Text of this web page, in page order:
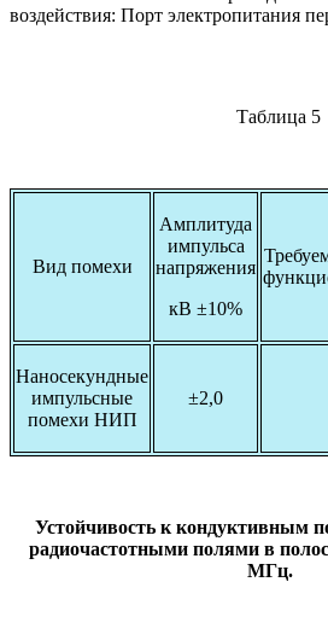
воздействия: Порт электропитания
Таблица 5
Вид помехи
Амплитуда
импульса
напряжения
кВ ±10%
Наносекундные
импульсные
помехи НИП
±2,0
Устойчивость к кондуктивным
радиочастотными полями в
МГц.